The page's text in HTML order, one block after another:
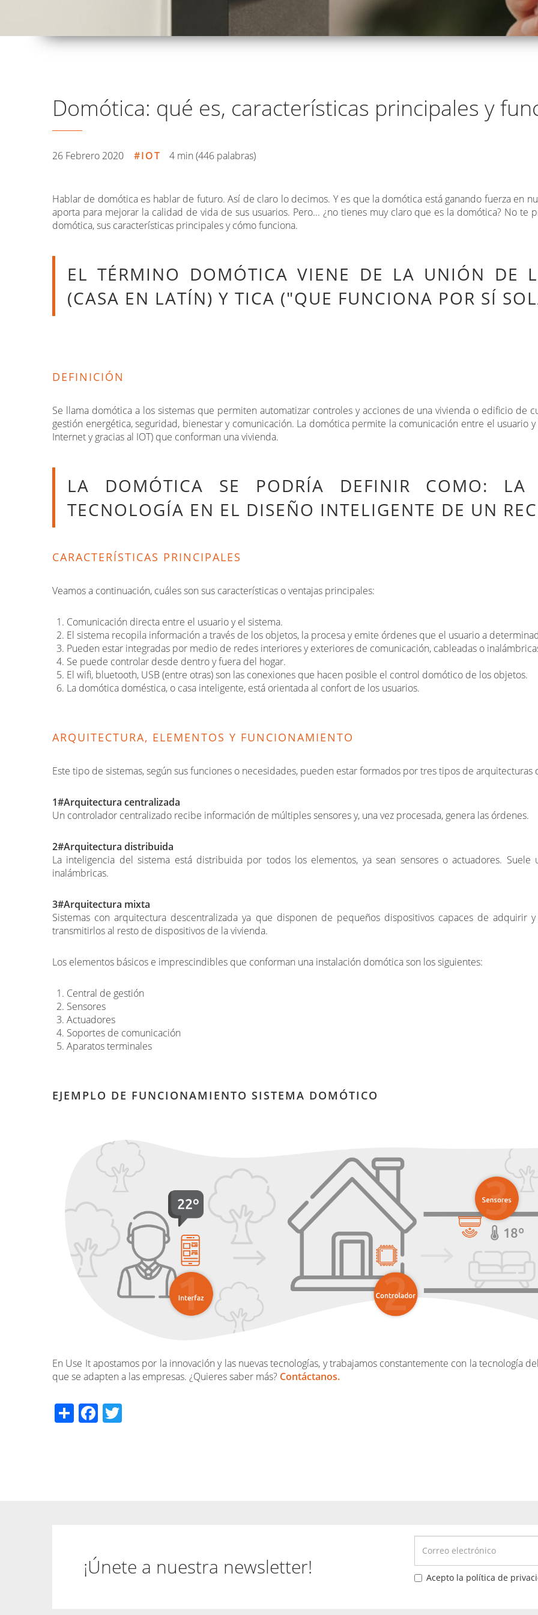
Domótica: qué es, características principales y
26 Febrero 2020 IOT 4 min (446 palabras)
Hablar de domótica es hablar de futuro. Así de claro lo decimos. Y es que la domótica está ganando fuerza en
aporta para mejorar la calidad de vida de sus usuarios. Pero... ¿no tienes muy claro que es la domótica? No te
domótica, sus características principales y cómo funciona.
EL TÉRMINO DOMÓTICA VIENE DE LA UNIÓN DE
(CASA EN LATÍN) Y TICA ("QUE FUNCIONA POR SÍ
DEFINICIÓN
Se llama domótica a los sistemas que permiten automatizar controles y acciones de una vivienda o edificio de
gestión energética, seguridad, bienestar y comunicación. La domótica permite la comunicación entre el usuario
Internet y gracias al IOT) que conforman una vivienda.
LA DOMÓTICA SE PODRÍA DEFINIR COMO: LA
TECNOLOGÍA EN EL DISEÑO INTELIGENTE DE UN
CARACTERÍSTICAS PRINCIPALES
Veamos a continuación, cuáles son sus características o ventajas principales:
Comunicación directa entre el usuario y el sistema.
El sistema recopila información a través de los objetos, la procesa y emite órdenes que el usuario a
Pueden estar integradas por medio de redes interiores y exteriores de comunicación, cableadas o
Se puede controlar desde dentro y fuera del hogar.
El wifi, bluetooth, USB (entre otras) son las conexiones que hacen posible el control domótico de los objetos.
La domótica doméstica, o casa inteligente, está orientada al confort de los usuarios.
ARQUITECTURA, ELEMENTOS Y FUNCIONAMIENTO
Este tipo de sistemas, según sus funciones o necesidades, pueden estar formados por tres tipos de arquitecturas
1#Arquitectura centralizada
Un controlador centralizado recibe información de múltiples sensores y, una vez procesada, genera las órdenes.
2#Arquitectura distribuida
La inteligencia del sistema está distribuida por todos los elementos, ya sean sensores o actuadores.
inalámbricas.
3#Arquitectura mixta
Sistemas con arquitectura descentralizada ya que disponen de pequeños dispositivos capaces de adquirir
transmitirlos al resto de dispositivos de la vivienda.
Los elementos básicos e imprescindibles que conforman una instalación domótica son los siguientes:
Central de gestión
Sensores
Actuadores
Soportes de comunicación
Aparatos terminales
EJEMPLO DE FUNCIONAMIENTO SISTEMA DOMÓTICO
En Use It apostamos por la innovación y las nuevas tecnologías, y trabajamos constantemente con la tecnología
que se adapten a las empresas. ¿Quieres saber más? Contáctanos.
ShareFacebook
¡Únete a nuestra newsletter! Acepto la política de